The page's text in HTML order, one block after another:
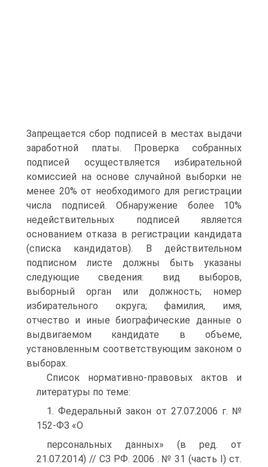
Запрещается сбор подписей в местах выдачи
заработной платы. Проверка собранных
подписей осуществляется избирательной
комиссией на основе случайной выборки не
менее 20% от необходимого для регистрации
числа подписей. Обнаружение более 10%
недействительных подписей является
основанием отказа в регистрации кандидата
(списка кандидатов). В действительном
подписном листе должны быть указаны
следующие сведения: вид выборов,
выборный орган или должность; номер
избирательного округа; фамилия, имя,
отчество и иные биографические данные о
выдвигаемом кандидате в объеме,
установленным соответствующим законом о
выборах.
Список нормативно-правовых актов и
литературы по теме:
1. Федеральный закон от 27.07.2006 г. №
152-ФЗ «О
персональных данных» (в ред. от
21.07.2014) // СЗ РФ. 2006 . № 31 (часть I) ст.